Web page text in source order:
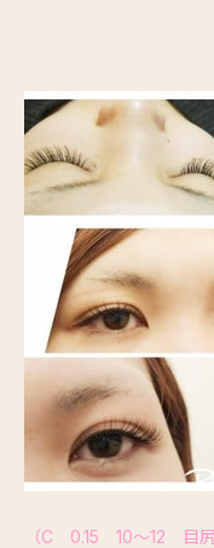
（C 0.15 10～12 目尻